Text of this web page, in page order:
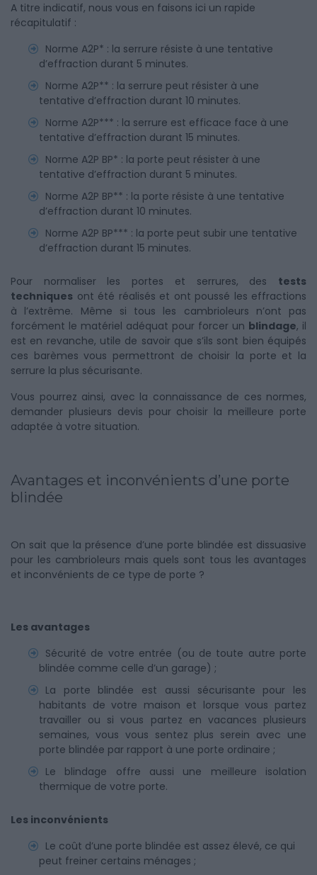
A titre indicatif, nous vous en faisons ici un rapide
récapitulatif :
Norme A2P* : la serrure résiste à une tentative
d’effraction durant 5 minutes.
Norme A2P** : la serrure peut résister à une
tentative d’effraction durant 10 minutes.
Norme A2P*** : la serrure est efficace face à une
tentative d’effraction durant 15 minutes.
Norme A2P BP* : la porte peut résister à une
tentative d’effraction durant 5 minutes.
Norme A2P BP** : la porte résiste à une tentative
d’effraction durant 10 minutes.
Norme A2P BP*** : la porte peut subir une tentative
d’effraction durant 15 minutes.
Pour normaliser les portes et serrures, des tests
techniques ont été réalisés et ont poussé les effractions
à l’extrême. Même si tous les cambrioleurs n’ont pas
forcément le matériel adéquat pour forcer un blindage, il
est en revanche, utile de savoir que s’ils sont bien équipés
ces barèmes vous permettront de choisir la porte et la
serrure la plus sécurisante.
Vous pourrez ainsi, avec la connaissance de ces normes,
demander plusieurs devis pour choisir la meilleure porte
adaptée à votre situation.
Avantages et inconvénients d’une porte
blindée
On sait que la présence d’une porte blindée est dissuasive
pour les cambrioleurs mais quels sont tous les avantages
et inconvénients de ce type de porte ?
Les avantages
Sécurité de votre entrée (ou de toute autre porte
blindée comme celle d’un garage) ;
La porte blindée est aussi sécurisante pour les
habitants de votre maison et lorsque vous partez
travailler ou si vous partez en vacances plusieurs
semaines, vous vous sentez plus serein avec une
porte blindée par rapport à une porte ordinaire ;
Le blindage offre aussi une meilleure isolation
thermique de votre porte.
Les inconvénients
Le coût d’une porte blindée est assez élevé, ce qui
peut freiner certains ménages ;